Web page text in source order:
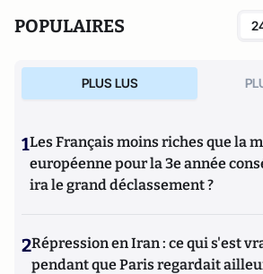
POPULAIRES
PLUS LUS
1Les Français moins riches que la
européenne pour la 3e année
ira le grand déclassement ?
2Répression en Iran : ce qui s'est
pendant que Paris regardait